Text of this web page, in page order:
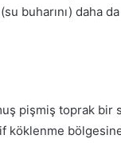
buharını) daha
pişmiş toprak bir
bölgesine